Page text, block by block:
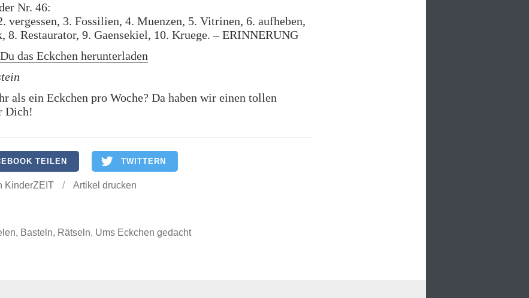
Nr. 46:
vergessen, 3. Fossilien, 4. Muenzen, 5. Vitrinen, 6. aufheben,
8. Restaurator, 9. Gaensekiel, 10. Kruege. – ERINNERUNG
das Eckchen herunterladen
als ein Eckchen pro Woche? Da haben wir einen tollen
Dich!
TEILEN TWITTERN
KinderZEIT / Artikel drucken
Basteln, Rätseln, Ums Eckchen gedacht